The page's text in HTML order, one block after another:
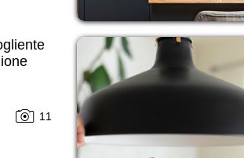
11